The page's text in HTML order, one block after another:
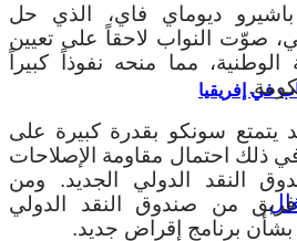
في إفريقيا
باشيرو ديوماي فاي، الذي حل
صوّت النواب لاحقاً على تعيين
مما منحه نفوذاً كبيراً
يتمتع سونكو بقدرة كبيرة على
ذلك احتمال مقاومة الإصلاحات
النقد الدولي الجديد. ومن
فريق من صندوق النقد الدولي
بشأن برنامج إقراض جديد.